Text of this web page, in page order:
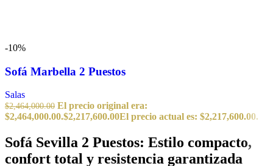
-10%
Sofá Marbella 2 Puestos
Salas
$2,464,000.00 El precio original era:
$2,464,000.00.$2,217,600.00El precio actual es: $2,217,600.00.
Sofá Sevilla 2 Puestos: Estilo compacto,
confort total y resistencia garantizada